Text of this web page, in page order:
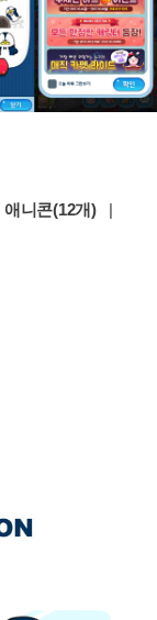
애니콘(12개)|